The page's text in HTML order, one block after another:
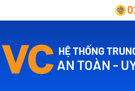
HỆ THỐNG
AN TOÀN -